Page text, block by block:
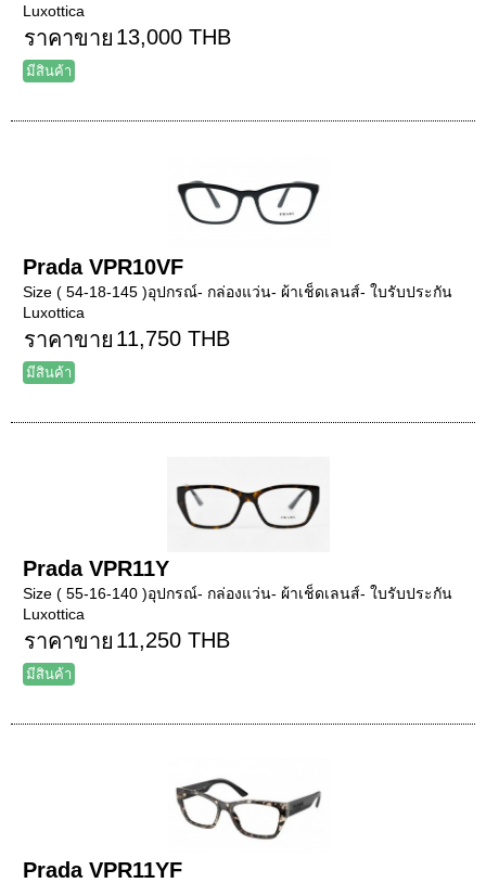
Luxottica
ราคาขาย 13,000 THB
มีสินค้า
Prada VPR10VF
Size ( 54-18-145 )อุปกรณ์- กล่องแว่น- ผ้าเช็ดเลนส์- ใบรับประกัน
Luxottica
ราคาขาย 11,750 THB
มีสินค้า
Prada VPR11Y
Size ( 55-16-140 )อุปกรณ์- กล่องแว่น- ผ้าเช็ดเลนส์- ใบรับประกัน
Luxottica
ราคาขาย 11,250 THB
มีสินค้า
Prada VPR11YF